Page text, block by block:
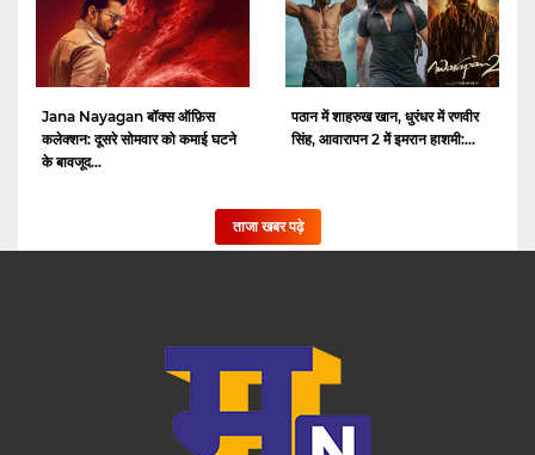
Jana Nayagan बॉक्स ऑफ़िस
कलेक्शन: दूसरे सोमवार को कमाई घटने
के बावजूद...
पठान में शाहरुख खान, धुरंधर में रणवीर
सिंह, आवारापन 2 में इमरान हाशमी:...
ताजा खबर पढ़े